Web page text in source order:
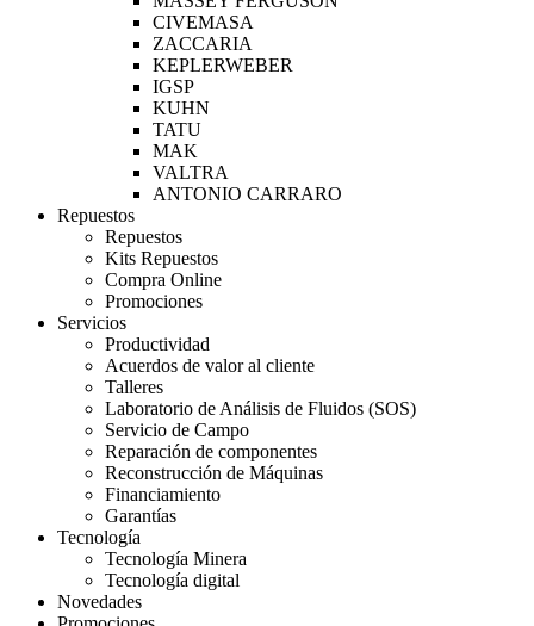
CIVEMASA
ZACCARIA
KEPLERWEBER
IGSP
KUHN
TATU
MAK
VALTRA
ANTONIO CARRARO
Repuestos
Repuestos
Kits Repuestos
Compra Online
Promociones
Servicios
Productividad
Acuerdos de valor al cliente
Talleres
Laboratorio de Análisis de Fluidos (SOS)
Servicio de Campo
Reparación de componentes
Reconstrucción de Máquinas
Financiamiento
Garantías
Tecnología
Tecnología Minera
Tecnología digital
Novedades